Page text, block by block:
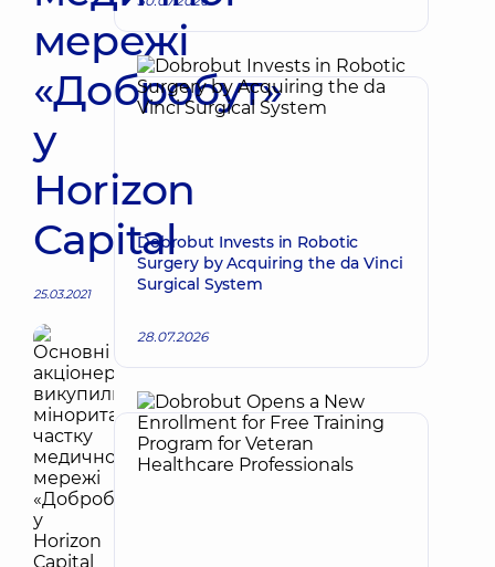
мережі
«Добробут»
у
Horizon
Capital
25.03.2021
Dobrobut Invests in Robotic
Surgery by Acquiring the da Vinci
Surgical System
28.07.2026